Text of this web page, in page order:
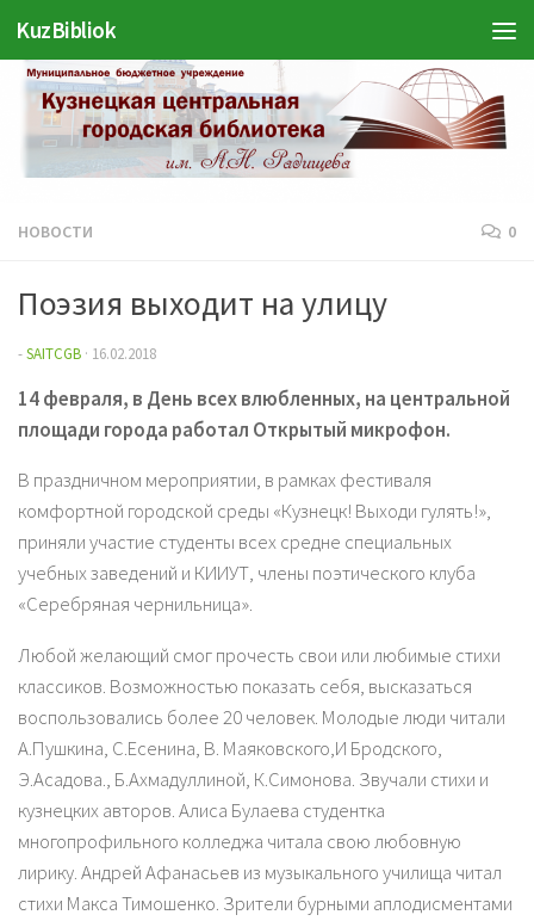
Перейти к содержимому
KuzBibliok
НОВОСТИ 0
Поэзия выходит на улицу
-SAITCGB · 16.02.2018
14 февраля, в День всех влюбленных, на центральной
площади города работал Открытый микрофон.
В праздничном мероприятии, в рамках фестиваля
комфортной городской среды «Кузнецк! Выходи гулять!»,
приняли участие студенты всех средне специальных
учебных заведений и КИИУТ, члены поэтического клуба
«Серебряная чернильница».
Любой желающий смог прочесть свои или любимые стихи
классиков. Возможностью показать себя, высказаться
воспользовались более 20 человек. Молодые люди читали
А.Пушкина, С.Есенина, В. Маяковского,И Бродского,
Э.Асадова., Б.Ахмадуллиной, К.Симонова. Звучали стихи и
кузнецких авторов. Алиса Булаева студентка
многопрофильного колледжа читала свою любовную
лирику. Андрей Афанасьев из музыкального училища читал
стихи Макса Тимошенко. Зрители бурными аплодисментами